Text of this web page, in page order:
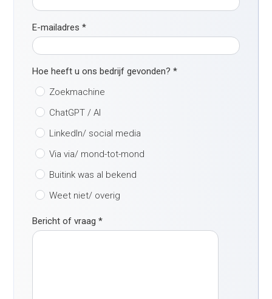
E-mailadres*
Hoe heeft u ons bedrijf gevonden?*
Zoekmachine
ChatGPT / AI
LinkedIn/ social media
Via via/ mond-tot-mond
Buitink was al bekend
Weet niet/ overig
Bericht of vraag*